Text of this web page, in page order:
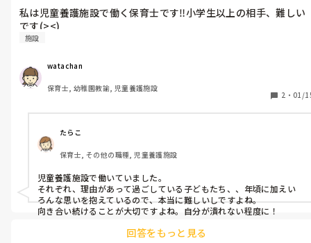
私は児童養護施設で働く保育士です‼小学生以上の相手、難しい
です(><)
施設
watachan
保育士, 幼稚園教諭, 児童養護施設
2 ・ 01/
たらこ
保育士, その他の職種, 児童養護施設
児童養護施設で働いていました。
それぞれ、理由があって過ごしている子どもたち、、年頃に加えい
ろんな思いを抱えているので、本当に難しいしですよね。
回答をもっと見る